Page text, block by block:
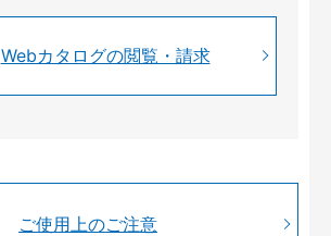
Webカタログの閲覧・請求
ご使用上のご注意